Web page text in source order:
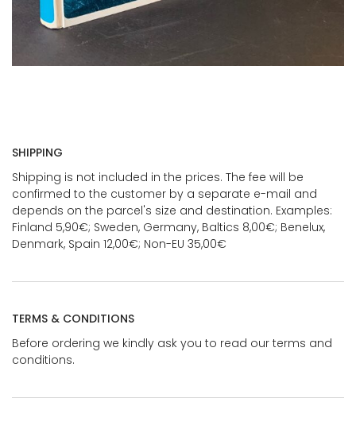
SHIPPING
Shipping is not included in the prices. The fee will be
confirmed to the customer by a separate e-mail and
depends on the parcel's size and destination. Examples:
Finland 5,90€; Sweden, Germany, Baltics 8,00€; Benelux,
Denmark, Spain 12,00€; Non-EU 35,00€
TERMS & CONDITIONS
Before ordering we kindly ask you to read our terms and
conditions.